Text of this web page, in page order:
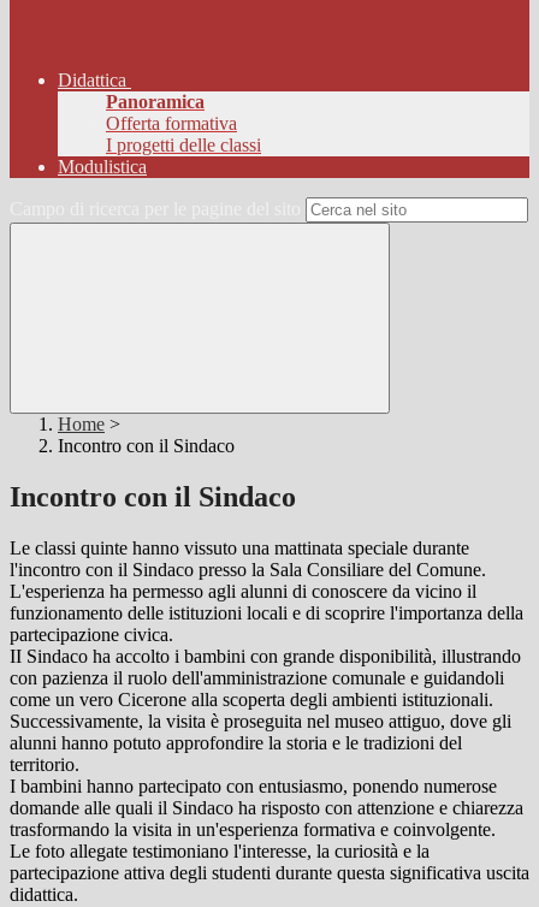
Didattica
Panoramica
Offerta formativa
I progetti delle classi
Modulistica
Home >
Incontro con il Sindaco
Incontro con il Sindaco
Le classi quinte hanno vissuto una mattinata speciale durante
l'incontro con il Sindaco presso la Sala Consiliare del Comune.
L'esperienza ha permesso agli alunni di conoscere da vicino il
funzionamento delle istituzioni locali e di scoprire l'importanza della
partecipazione civica.
II Sindaco ha accolto i bambini con grande disponibilità, illustrando
con pazienza il ruolo dell'amministrazione comunale e guidandoli
come un vero Cicerone alla scoperta degli ambienti istituzionali.
Successivamente, la visita è proseguita nel museo attiguo, dove gli
alunni hanno potuto approfondire la storia e le tradizioni del
territorio.
I bambini hanno partecipato con entusiasmo, ponendo numerose
domande alle quali il Sindaco ha risposto con attenzione e chiarezza
trasformando la visita in un'esperienza formativa e coinvolgente.
Le foto allegate testimoniano l'interesse, la curiosità e la
partecipazione attiva degli studenti durante questa significativa uscita
didattica.